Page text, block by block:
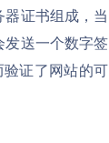
证书组成，当
发送一个数字签
证了网站的可